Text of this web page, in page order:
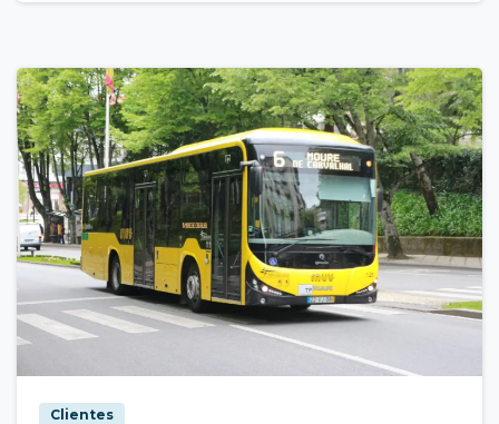
Clientes